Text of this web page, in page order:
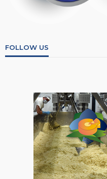
FOLLOW US